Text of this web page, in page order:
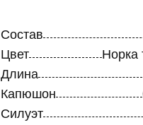
Состав
Цвет
Норка
Длина
Капюшон
Силуэт